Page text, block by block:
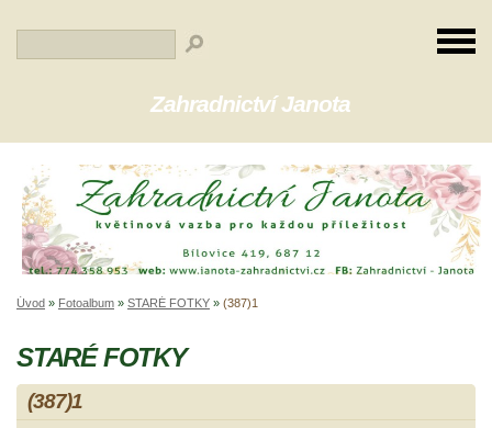
Zahradnictví Janota
Úvod » Fotoalbum » STARÉ FOTKY » (387)1
STARÉ FOTKY
(387)1